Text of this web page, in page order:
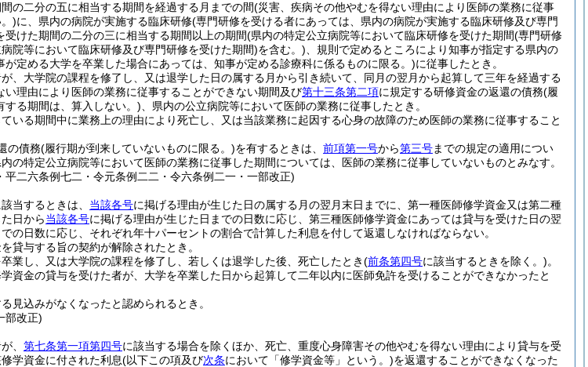
の二分の五に相当する期間を経過する月までの間(災害、疾病その他やむを得ない理由により医師の業務に従事
)に、県内の病院が実施する臨床研修(専門研修を受ける者にあっては、県内の病院が実施する臨床研修及び専門
けた期間の二分の三に相当する期間以上の期間(県内の特定公立病院等において臨床研修を受けた期間(専門研修
院等において臨床研修及び専門研修を受けた期間)を含む。) 、規則で定めるところにより知事が指定する県内の
が定める大学を卒業した場合にあっては、知事が定める診療科に係るものに限る。)に従事したとき。
、大学院の課程を修了し、又は退学した日の属する月から引き続いて、同月の翌月から起算して三年を経過する
理由により医師の業務に従事することができない期間及び第十三条第二項に規定する研修資金の返還の債務(履
する期間は、算入しない。) 、県内の公立病院等において医師の業務に従事したとき。
いる期間中に業務上の理由により死亡し、又は当該業務に起因する心身の故障のため医師の業務に従事すること
の債務(履行期が到来していないものに限る。)を有するときは、 前項第一号から第三号までの規定の適用につい
の特定公立病院等において医師の業務に従事した期間については、医師の業務に従事していないものとみなす。
二六条例七二・令元条例二二・令六条例二一・一部改正)
当するときは、 当該各号に掲げる理由が生じた日の属する月の翌月末日までに、第一種医師修学資金又は第二種
日から当該各号に掲げる理由が生じた日までの日数に応じ、第三種医師修学資金にあっては貸与を受けた日の翌
の日数に応じ、それぞれ年十パーセントの割合で計算した利息を付して返還しなければならない。
貸与する旨の契約が解除されたとき。
業し、又は大学院の課程を修了し、若しくは退学した後、死亡したとき(前条第四号に該当するときを除く。)。
資金の貸与を受けた者が、大学を卒業した日から起算して二年以内に医師免許を受けることができなかったと
見込みがなくなったと認められるとき。
部改正)
、 第七条第一項第四号に該当する場合を除くほか、死亡、重度心身障害その他やむを得ない理由により貸与を受
学資金に付された利息(以下この項及び次条において「修学資金等」という。)を返還することができなくなった